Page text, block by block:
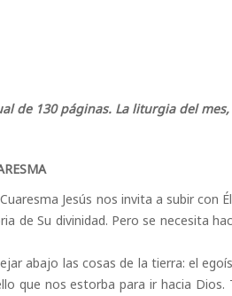
de 130 páginas. La liturgia del
Jesús nos invita a subir con
de Su divinidad. Pero se necesita
abajo las cosas de la tierra: el
que nos estorba para ir hacia